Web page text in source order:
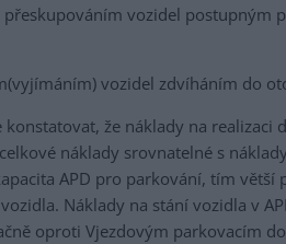
vozidel postupným
vozidel zdvíháním do
že náklady na realizaci
náklady srovnatelné s
APD pro parkování, tím větší
Náklady na stání vozidla v
oproti Vjezdovým parkovacím